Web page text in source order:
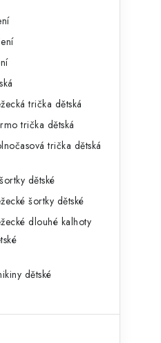
trička dětská
trička dětská
trička dětská
dětské
šortky dětské
dlouhé kalhoty
dětské